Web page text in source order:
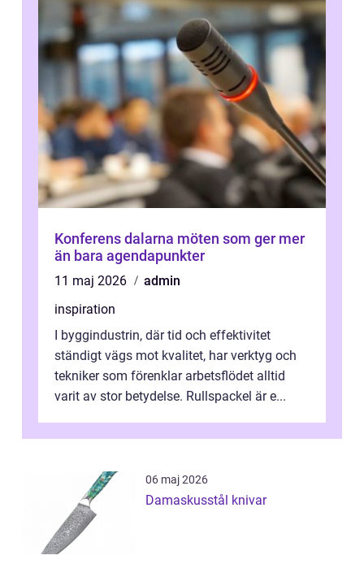
Konferens dalarna möten som ger mer
än bara agendapunkter
11 maj 2026
admin
inspiration
I byggindustrin, där tid och effektivitet
ständigt vägs mot kvalitet, har verktyg och
tekniker som förenklar arbetsflödet alltid
varit av stor betydelse. Rullspackel är e...
06 maj 2026
Damaskusstål knivar